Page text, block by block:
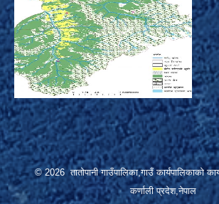
© 2026 तातोपानी गाउँपालिका,गाउँ कार्यपालिकाको
कर्णाली प्रदेश,नेपाल